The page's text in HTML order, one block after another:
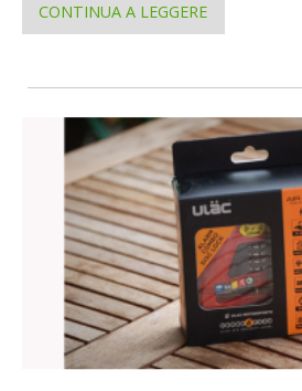
CONTINUA A LEGGERE